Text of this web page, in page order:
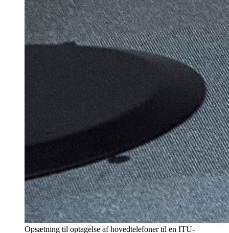
Opsætning til optagelse af hovedtelefoner til en ITU-